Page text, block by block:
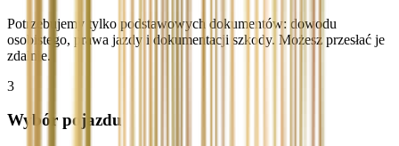
Potrzebujemy tylko podstawowych dokumentów: dowodu
osobistego, prawa jazdy i dokumentacji szkody. Możesz przesłać je
zdalnie.
3
Wybór pojazdu